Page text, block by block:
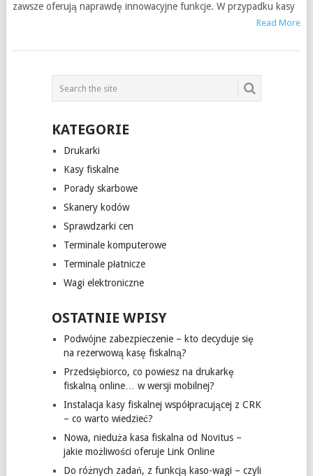
zawsze oferują naprawdę innowacyjne funkcje. W przypadku kasy
Read More
KATEGORIE
Drukarki
Kasy fiskalne
Porady skarbowe
Skanery kodów
Sprawdzarki cen
Terminale komputerowe
Terminale płatnicze
Wagi elektroniczne
OSTATNIE WPISY
Podwójne zabezpieczenie – kto decyduje się
na rezerwową kasę fiskalną?
Przedsiębiorco, co powiesz na drukarkę
fiskalną online… w wersji mobilnej?
Instalacja kasy fiskalnej współpracującej z CRK
– co warto wiedzieć?
Nowa, nieduża kasa fiskalna od Novitus –
jakie możliwości oferuje Link Online
Do różnych zadań, z funkcją kaso-wagi – czyli